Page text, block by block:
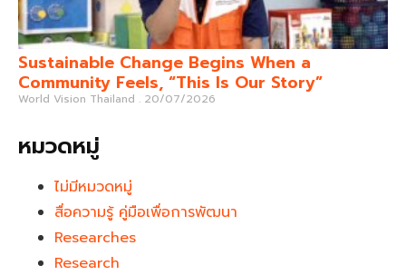
Sustainable Change Begins When a
Community Feels, “This Is Our Story”
World Vision Thailand 20/07/2026
หมวดหมู่
ไม่มีหมวดหมู่
สื่อความรู้ คู่มือเพื่อการพัฒนา
Researches
Research